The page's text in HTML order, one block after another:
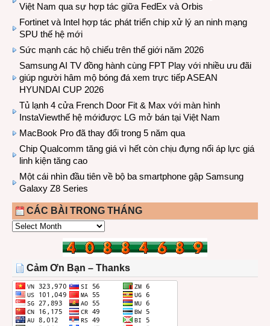
Việt Nam qua sự hợp tác giữa FedEx và Orbis
Fortinet và Intel hợp tác phát triển chip xử lý an ninh mạng
SPU thế hệ mới
Sức mạnh các hộ chiếu trên thế giới năm 2026
Samsung AI TV đồng hành cùng FPT Play với nhiều ưu đãi
giúp người hâm mộ bóng đá xem trực tiếp ASEAN
HYUNDAI CUP 2026
Tủ lạnh 4 cửa French Door Fit & Max với màn hình
InstaViewthế hệ mớiđược LG mở bán tại Việt Nam
MacBook Pro đã thay đổi trong 5 năm qua
Chip Qualcomm tăng giá vì hết còn chịu đựng nổi áp lực giá
linh kiện tăng cao
Một cái nhìn đầu tiên về bộ ba smartphone gập Samsung
Galaxy Z8 Series
CÁC BÀI TRONG THÁNG
CÁC
THÁNG
Cảm Ơn Bạn – Thanks